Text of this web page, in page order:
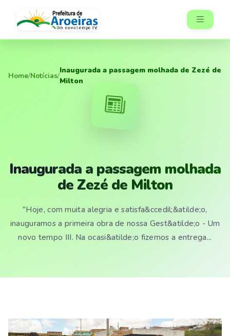
Home/Notícias/
Inaugurada a passagem molhada de Zezé de
Milton
Inaugurada a passagem molhada
de Zezé de Milton
"Hoje, com muita alegria e satisfa&ccedil;&atilde;o,
inauguramos a primeira obra de nossa Gest&atilde;o - Um
novo tempo III. Na ocasi&atilde;o fizemos a entrega...